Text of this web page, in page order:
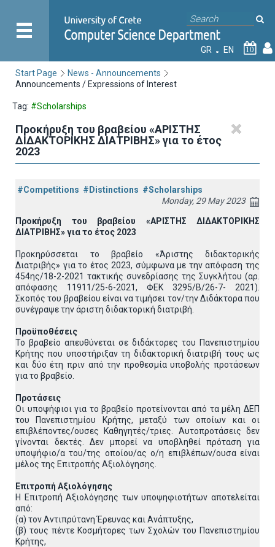
GR EN 10
Start Page
News - Announcements
Announcements / Expressions of Interest
Tag: #Scholarships
Προκήρυξη του βραβείου «ΑΡΙΣΤΗΣ
ΔΙΔΑΚΤΟΡΙΚΗΣ ΔΙΑΤΡΙΒΗΣ» για το έτος
2023
#Competitions #Distinctions #Scholarships
Monday, 29 May 2023
Προκήρυξη του βραβείου «ΑΡΙΣΤΗΣ ΔΙΔΑΚΤΟΡΙΚΗΣ
ΔΙΑΤΡΙΒΗΣ» για το έτος 2023
Προκηρύσσεται το βραβείο «Άριστης διδακτορικής
Διατριβής» για το έτος 2023, σύμφωνα με την απόφαση της
454ης/18-2-2021 τακτικής συνεδρίασης της Συγκλήτου (αρ.
απόφασης 11911/25-6-2021, ΦΕΚ 3295/Β/26-7- 2021).
Σκοπός του βραβείου είναι να τιμήσει τον/την Διδάκτορα που
συνέγραψε την άριστη διδακτορική διατριβή.
Προϋποθέσεις
Το βραβείο απευθύνεται σε διδάκτορες του Πανεπιστημίου
Κρήτης που υποστήριξαν τη διδακτορική διατριβή τους ως
και δύο έτη πριν από την προθεσμία υποβολής προτάσεων
για το βραβείο.
Προτάσεις
Οι υποψήφιοι για το βραβείο προτείνονται από τα μέλη ΔΕΠ
του Πανεπιστημίου Κρήτης, μεταξύ των οποίων και οι
επιβλέποντες/ουσες Καθηγητές/τριες. Αυτοπροτάσεις δεν
γίνονται δεκτές. Δεν μπορεί να υποβληθεί πρόταση για
υποψήφιο/α του/της οποίου/ας ο/η επιβλέπων/ουσα είναι
μέλος της Επιτροπής Αξιολόγησης.
Επιτροπή Αξιολόγησης
Η Επιτροπή Αξιολόγησης των υποψηφιοτήτων αποτελείται
από:
(α) τον Αντιπρύτανη Έρευνας και Ανάπτυξης,
(β) τους πέντε Κοσμήτορες των Σχολών του Πανεπιστημίου
Κρήτης,